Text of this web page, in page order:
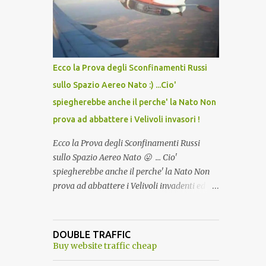
lo scopo della temperatura? Qualcuno a suo
tempo ribattezzo' il Vaccino come: l' Amaro
del Capo, era "spettacolare Ghiacciato, ma
andava bene anche, a Temperatura
Ambiente"! Riproponiamo l'articolo per NON
Ecco la Prova degli Sconfinamenti Russi
sullo Spazio Aereo Nato :) ...Cio'
spiegherebbe anche il perche' la Nato Non
prova ad abbattere i Velivoli invasori !
Ecco la Prova degli Sconfinamenti Russi
sullo Spazio Aereo Nato 😛 ... Cio'
spiegherebbe anche il perche' la Nato Non
prova ad abbattere i Velivoli invadenti ed
alcuna notizia di un'invasione dello spazio
aereo NATO da parte di un robot chiamato
DOUBLE TRAFFIC
Buy website traffic cheap